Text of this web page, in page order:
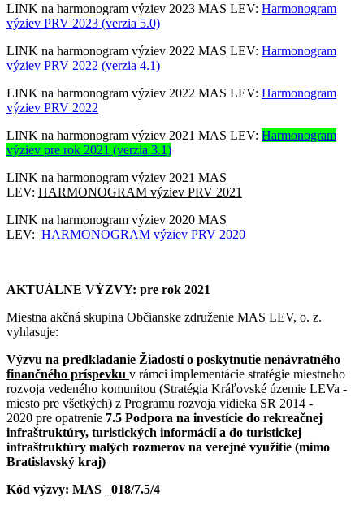
LINK na harmonogram výziev 2023 MAS LEV: Harmonogram
výziev PRV 2023 (verzia 5.0)
LINK na harmonogram výziev 2022 MAS LEV: Harmonogram
výziev PRV 2022 (verzia 4.1)
LINK na harmonogram výziev 2022 MAS LEV: Harmonogram
výziev PRV 2022
LINK na harmonogram výziev 2021 MAS LEV: Harmonogram
výziev pre rok 2021 (verzia 3.1)
LINK na harmonogram výziev 2021 MAS
LEV: HARMONOGRAM výziev PRV 2021
LINK na harmonogram výziev 2020 MAS
LEV: HARMONOGRAM výziev PRV 2020
AKTUÁLNE VÝZVY: pre rok 2021
Miestna akčná skupina Občianske združenie MAS LEV, o. z.
vyhlasuje:
Výzvu na predkladanie Žiadostí o poskytnutie nenávratného
finančného príspevku v rámci implementácie stratégie miestneho
rozvoja vedeného komunitou (Stratégia Kráľovské územie LEVa -
miesto pre všetkých) z Programu rozvoja vidieka SR 2014 -
2020 pre opatrenie 7.5 Podpora na investície do rekreačnej
infraštruktúry, turistických informácií a do turistickej
infraštruktúry malých rozmerov na verejné využitie (mimo
Bratislavský kraj)
Kód výzvy: MAS _018/7.5/4